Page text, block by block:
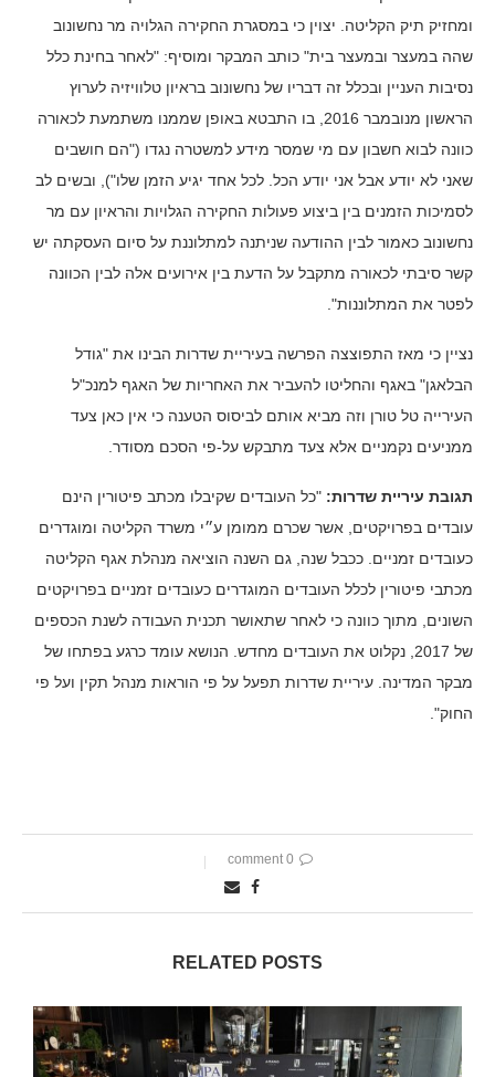
ומחזיק תיק הקליטה. יצוין כי במסגרת החקירה הגלויה מר נחשונוב
שהה במעצר ובמעצר בית" כותב המבקר ומוסיף: "לאחר בחינת כלל
נסיבות העניין ובכלל זה דבריו של נחשונוב בראיון טלוויזיה לערוץ
הראשון מנובמבר 2016, בו התבטא באופן שממנו משתמעת לכאורה
כוונה לבוא חשבון עם מי שמסר מידע למשטרה נגדו ("הם חושבים
שאני לא יודע אבל אני יודע הכל. לכל אחד יגיע הזמן שלו"), ובשים לב
לסמיכות הזמנים בין ביצוע פעולות החקירה הגלויות והראיון עם מר
נחשונוב כאמור לבין ההודעה שניתנה למתלוננת על סיום העסקתה יש
קשר סיבתי לכאורה מתקבל על הדעת בין אירועים אלה לבין הכוונה
לפטר את המתלוננות".
נציין כי מאז התפוצצה הפרשה בעיריית שדרות הבינו את "גודל
הבלאגן" באגף והחליטו להעביר את האחריות של האגף למנכ"ל
העירייה טל טורן וזה מביא אותם לביסוס הטענה כי אין כאן צעד
ממניעים נקמניים אלא צעד מתבקש על-פי הסכם מסודר.
תגובת עיריית שדרות: "כל העובדים שקיבלו מכתב פיטורין הינם
עובדים בפרויקטים, אשר שכרם ממומן ע״י משרד הקליטה ומוגדרים
כעובדים זמניים. ככבל שנה, גם השנה הוציאה מנהלת אגף הקליטה
מכתבי פיטורין לכלל העובדים המוגדרים כעובדים זמניים בפרויקטים
השונים, מתוך כוונה כי לאחר שתאושר תכנית העבודה לשנת הכספים
של 2017, נקלוט את העובדים מחדש. הנושא עומד כרגע בפתחו של
מבקר המדינה. עיריית שדרות תפעל על פי הוראות מנהל תקין ועל פי
החוק".
0 comment
RELATED POSTS